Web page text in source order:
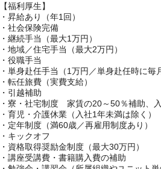
【福利厚生】
・昇給あり（年1回）
・社会保険完備
・継続手当（最大1万円）
・地域／住宅手当（最大2万円）
・役職手当
・単身赴任手当（1万円／単身赴任時に毎
・転任旅費（実費支給）
・引越補助
・寮・社宅制度 家賃の20～50％補助、
・育児・介護休業（入社1年未満は除く）
・定年制度（満60歳／再雇用制度あり）
・キックオフ
・資格取得奨励金制度（最大30万円）
・講座受講費・書籍購入費の補助